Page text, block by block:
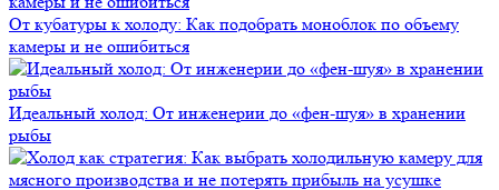
От кубатуры к холоду: Как подобрать моноблок по объему
камеры и не ошибиться
Идеальный холод: От инженерии до «фен-шуя» в хранении
рыбы